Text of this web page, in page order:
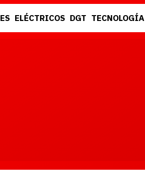
ELÉCTRICOS DGT TECNOLOGÍA